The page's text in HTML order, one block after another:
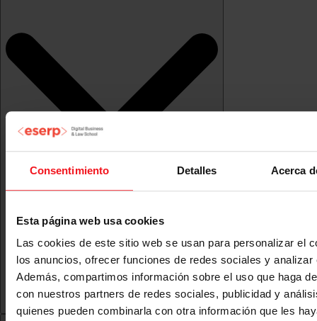
Consentimiento Detalles Acerca
Esta página web usa cookies
Las cookies de este sitio web se usan para personalizar el
los anuncios, ofrecer funciones de redes sociales y analizar
Además, compartimos información sobre el uso que haga
con nuestros partners de redes sociales, publicidad y
quienes pueden combinarla con otra información que les